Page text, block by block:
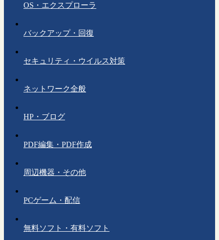
OS・エクスプローラ
バックアップ・回復
セキュリティ・ウイルス対策
ネットワーク全般
HP・ブログ
PDF編集・PDF作成
周辺機器・その他
PCゲーム・配信
無料ソフト・有料ソフト